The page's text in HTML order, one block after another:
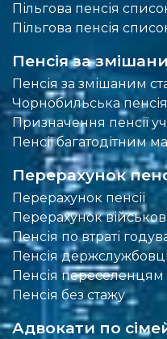
Пільгова пенсія
Пільгова пенсія
Пенсія за
Пенсія за змішаним
Чорнобильська пенсія
Призначення пенсії
Пенсії багатодітним
Перерахунок
Перерахунок пенсії
Перерахунок
Пенсія по втраті
Пенсія
Пенсія переселенцям
Пенсія без стажу
Адвокати по